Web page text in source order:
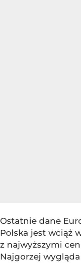
Ostatnie dane
Polska jest wciąż
z najwyższymi
Najgorzej